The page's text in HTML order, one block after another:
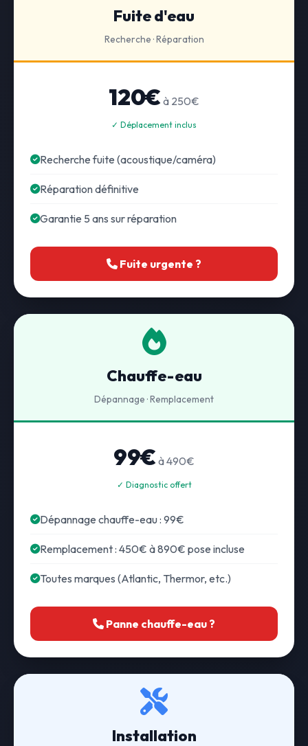
Fuite d'eau
Recherche · Réparation
120€ à 250€
✓ Déplacement inclus
Recherche fuite (acoustique/caméra)
Réparation définitive
Garantie 5 ans sur réparation
Fuite urgente ?
Chauffe-eau
Dépannage · Remplacement
99€ à 490€
✓ Diagnostic offert
Dépannage chauffe-eau : 99€
Remplacement : 450€ à 890€ pose incluse
Toutes marques (Atlantic, Thermor, etc.)
Panne chauffe-eau ?
Installation